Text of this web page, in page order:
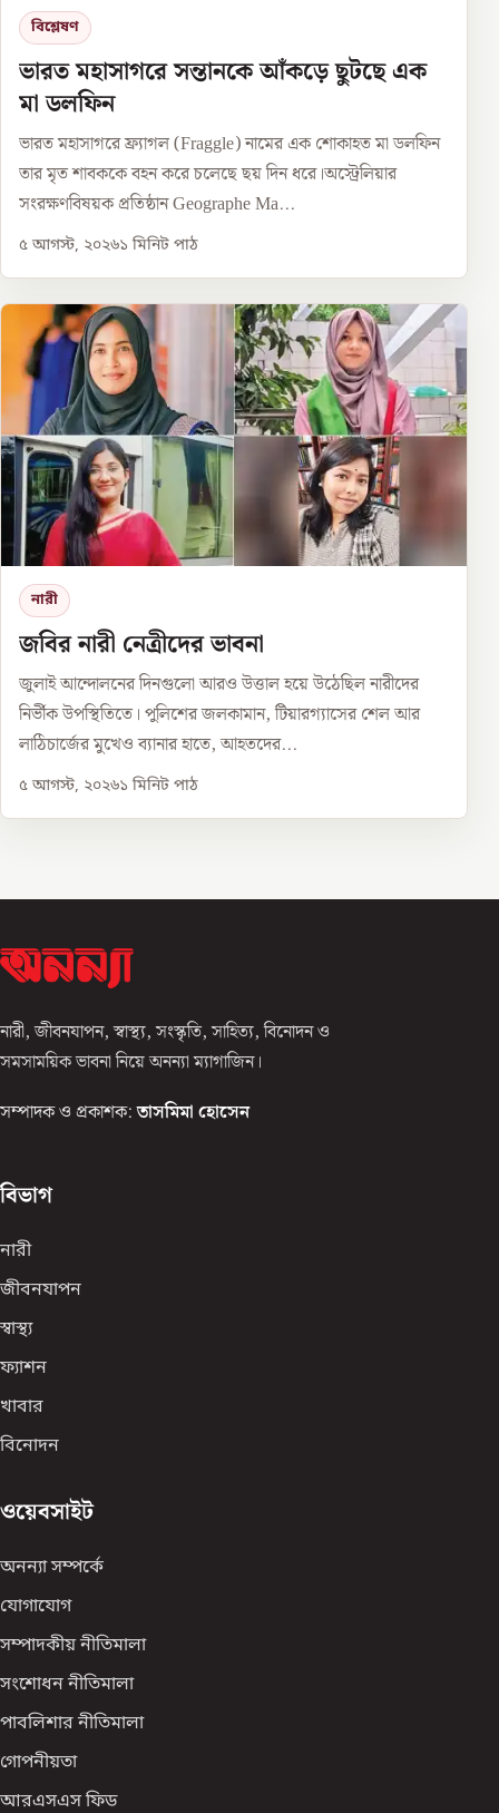
বিশ্লেষণ
ভারত মহাসাগরে সন্তানকে আঁকড়ে ছুটছে এক
মা ডলফিন
ভারত মহাসাগরে ফ্র্যাগল (Fraggle) নামের এক শোকাহত মা ডলফিন
তার মৃত শাবককে বহন করে চলেছে ছয় দিন ধরে।অস্ট্রেলিয়ার
সংরক্ষণবিষয়ক প্রতিষ্ঠান Geographe Ma...
৫ আগস্ট, ২০২৬১ মিনিট পাঠ
নারী
জবির নারী নেত্রীদের ভাবনা
জুলাই আন্দোলনের দিনগুলো আরও উত্তাল হয়ে উঠেছিল নারীদের
নির্ভীক উপস্থিতিতে। পুলিশের জলকামান, টিয়ারগ্যাসের শেল আর
লাঠিচার্জের মুখেও ব্যানার হাতে, আহতদের...
৫ আগস্ট, ২০২৬১ মিনিট পাঠ
নারী, জীবনযাপন, স্বাস্থ্য, সংস্কৃতি, সাহিত্য, বিনোদন ও
সমসাময়িক ভাবনা নিয়ে অনন্যা ম্যাগাজিন।
সম্পাদক ও প্রকাশক: তাসমিমা হোসেন
বিভাগ
নারী
জীবনযাপন
স্বাস্থ্য
ফ্যাশন
খাবার
বিনোদন
ওয়েবসাইট
অনন্যা সম্পর্কে
যোগাযোগ
সম্পাদকীয় নীতিমালা
সংশোধন নীতিমালা
পাবলিশার নীতিমালা
গোপনীয়তা
আরএসএস ফিড